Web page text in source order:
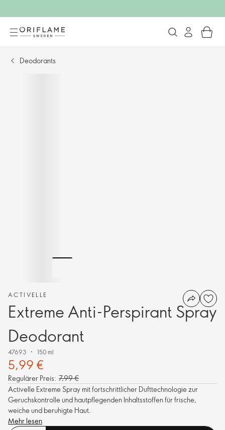
Deodorants
ACTIVELLE
Extreme Anti-Perspirant Spray
Deodorant
47693 150 ml
5,99 €
Regulärer Preis: 7,99 €
Activelle Extreme Spray mit fortschrittlicher Dufttechnologie zur
Geruchskontrolle und hautpflegenden Inhaltsstoffen für frische,
weiche und beruhigte Haut.
Mehr lesen